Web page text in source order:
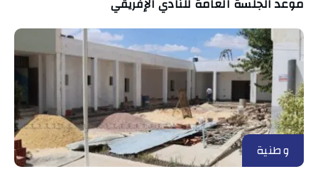
موعد الجلسة العامة للنادي الإفريقي
وطنية